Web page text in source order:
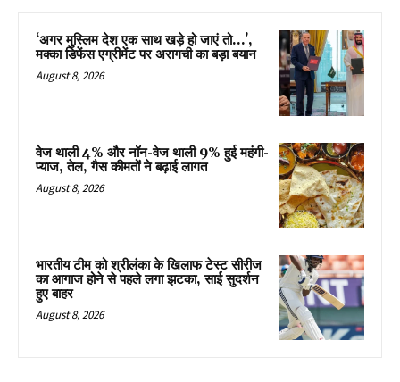
‘अगर मुस्लिम देश एक साथ खड़े हो जाएं तो…’,
मक्का डिफेंस एग्रीमेंट पर अरागची का बड़ा बयान
August 8, 2026
वेज थाली 4% और नॉन-वेज थाली 9% हुई महंगी-
प्याज, तेल, गैस कीमतों ने बढ़ाई लागत
August 8, 2026
भारतीय टीम को श्रीलंका के खिलाफ टेस्ट सीरीज
का आगाज होने से पहले लगा झटका, साई सुदर्शन
हुए बाहर
August 8, 2026